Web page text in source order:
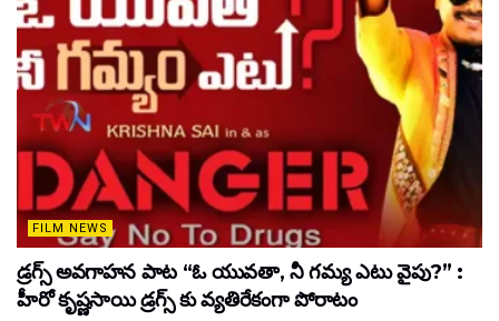
FILM NEWS
డ్రగ్స్ అవగాహన పాట “ఓ యువతా, నీ గమ్య ఎటు వైపు?” :
హీరో కృష్ణసాయి డ్రగ్స్ కు వ్యతిరేకంగా పోరాటం